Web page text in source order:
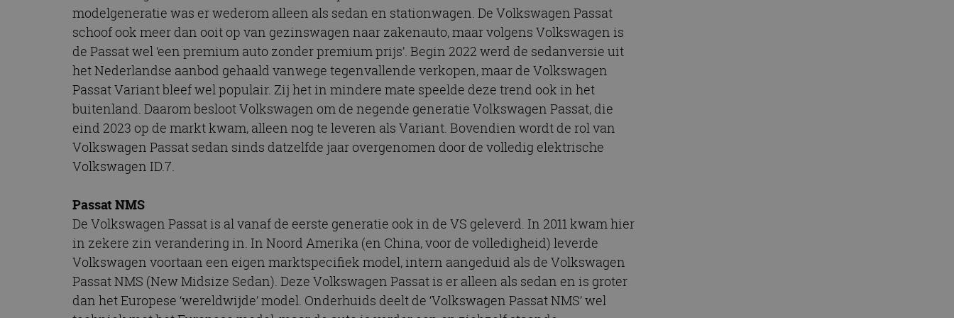
modelgeneratie was er wederom alleen als sedan en stationwagen. De Volkswagen Passat
schoof ook meer dan ooit op van gezinswagen naar zakenauto, maar volgens Volkswagen is
de Passat wel ‘een premium auto zonder premium prijs’. Begin 2022 werd de sedanversie uit
het Nederlandse aanbod gehaald vanwege tegenvallende verkopen, maar de Volkswagen
Passat Variant bleef wel populair. Zij het in mindere mate speelde deze trend ook in het
buitenland. Daarom besloot Volkswagen om de negende generatie Volkswagen Passat, die
eind 2023 op de markt kwam, alleen nog te leveren als Variant. Bovendien wordt de rol van
Volkswagen Passat sedan sinds datzelfde jaar overgenomen door de volledig elektrische
Volkswagen ID.7.
Passat NMS
De Volkswagen Passat is al vanaf de eerste generatie ook in de VS geleverd. In 2011 kwam hier
in zekere zin verandering in. In Noord Amerika (en China, voor de volledigheid) leverde
Volkswagen voortaan een eigen marktspecifiek model, intern aangeduid als de Volkswagen
Passat NMS (New Midsize Sedan). Deze Volkswagen Passat is er alleen als sedan en is groter
dan het Europese ‘wereldwijde’ model. Onderhuids deelt de ‘Volkswagen Passat NMS’ wel